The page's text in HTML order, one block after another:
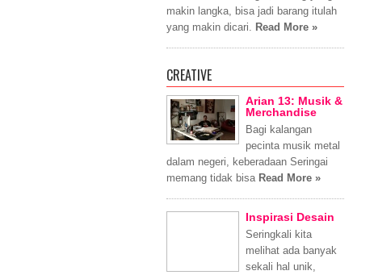
makin langka, bisa jadi barang itulah
yang makin dicari.
Read More »
CREATIVE
Arian 13: Musik &
Merchandise
Bagi kalangan
pecinta musik metal
dalam negeri, keberadaan Seringai
memang tidak bisa Read More »
Inspirasi Desain
Seringkali kita
melihat ada banyak
sekali hal unik,